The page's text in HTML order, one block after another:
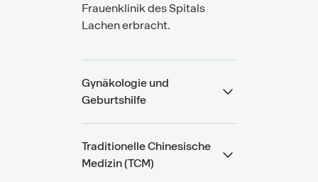
Frauenklinik des Spitals
Lachen erbracht.
Gynäkologie und
Geburtshilfe
Traditionelle Chinesische
Medizin (TCM)